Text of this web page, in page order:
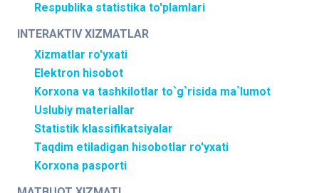
Respublika statistika to'plamlari
INTERAKTIV XIZMATLAR
Xizmatlar ro'yxati
Elektron hisobot
Korxona va tashkilotlar to`g`risida ma`lumot
Uslubiy materiallar
Statistik klassifikatsiyalar
Taqdim etiladigan hisobotlar ro'yxati
Korxona pasporti